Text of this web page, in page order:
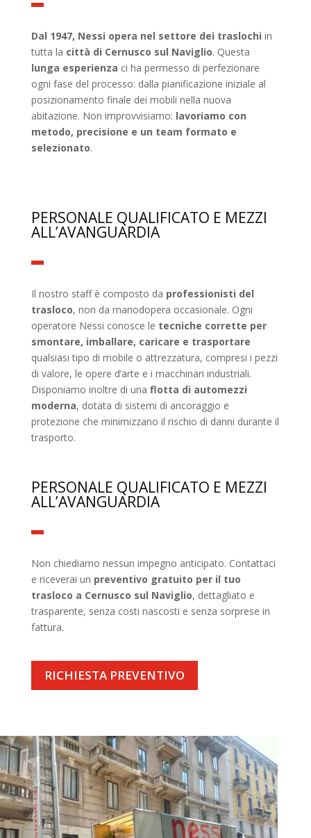
Dal 1947, Nessi opera nel settore dei traslochi in
tutta la città di Cernusco sul Naviglio. Questa
lunga esperienza ci ha permesso di perfezionare
ogni fase del processo: dalla pianificazione iniziale al
posizionamento finale dei mobili nella nuova
abitazione. Non improvvisiamo: lavoriamo con
metodo, precisione e un team formato e
selezionato.
PERSONALE QUALIFICATO E MEZZI
ALL’AVANGUARDIA
Il nostro staff è composto da professionisti del
trasloco, non da manodopera occasionale. Ogni
operatore Nessi conosce le tecniche corrette per
smontare, imballare, caricare e trasportare
qualsiasi tipo di mobile o attrezzatura, compresi i pezzi
di valore, le opere d’arte e i macchinari industriali.
Disponiamo inoltre di una flotta di automezzi
moderna, dotata di sistemi di ancoraggio e
protezione che minimizzano il rischio di danni durante il
trasporto.
PERSONALE QUALIFICATO E MEZZI
ALL’AVANGUARDIA
Non chiediamo nessun impegno anticipato. Contattaci
e riceverai un preventivo gratuito per il tuo
trasloco a Cernusco sul Naviglio, dettagliato e
trasparente, senza costi nascosti e senza sorprese in
fattura.
RICHIESTA PREVENTIVO